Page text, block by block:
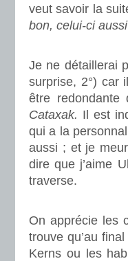
veut savoir la
bon, celui-ci
Je ne détaillerai
surprise, 2°) car
être
Cataxak. Il est
qui a la
aussi ; et je
dire que j’aime
traverse.
On apprécie les
trouve qu’au
Kerns ou les